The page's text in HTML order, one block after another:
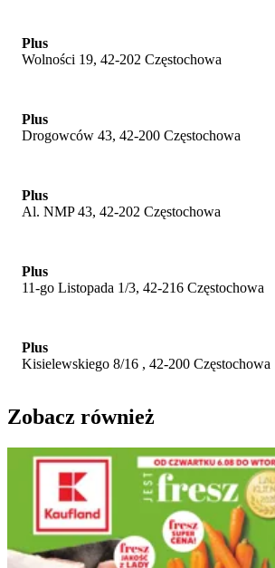
Plus
Wolności 19, 42-202 Częstochowa
Plus
Drogowców 43, 42-200 Częstochowa
Plus
Al. NMP 43, 42-202 Częstochowa
Plus
11-go Listopada 1/3, 42-216 Częstochowa
Plus
Kisielewskiego 8/16 , 42-200 Częstochowa
Zobacz również